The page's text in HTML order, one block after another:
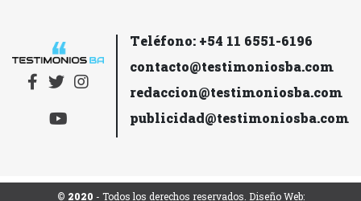
Teléfono: +54 11 6551-6196
contacto@testimoniosba.com
redaccion@testimoniosba.com
publicidad@testimoniosba.com
© 2020 - Todos los derechos reservados. Diseño Web: